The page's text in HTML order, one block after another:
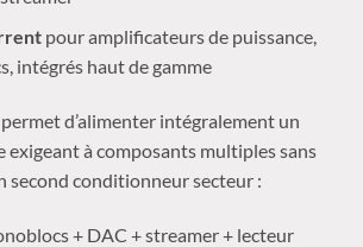
pour amplificateurs de puissance,
intégrés haut de gamme
d’alimenter intégralement un
exigeant à composants multiples sans
second conditionneur secteur :
+ DAC + streamer + lecteur